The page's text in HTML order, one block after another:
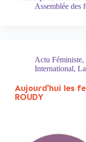
Assemblée des
Actu Féministe,
International,
Aujourd’hui les
ROUDY